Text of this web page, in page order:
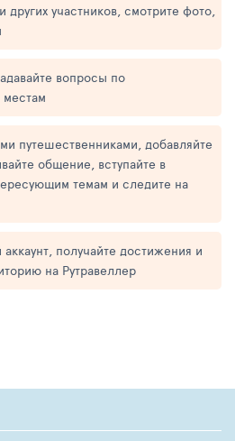
других участников, смотрите фото,
вопросы по
путешественниками, добавляйте
общение, вступайте в
темам и следите на
получайте достижения и
на Рутравеллер